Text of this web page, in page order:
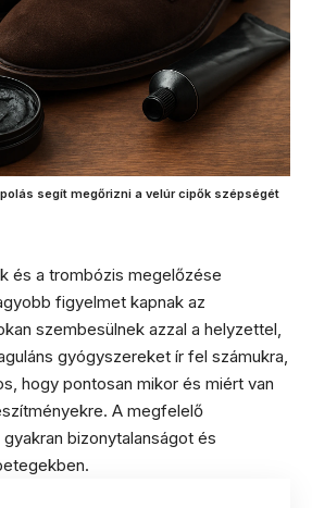
segít megőrizni a velúr cipők szépségét
és a trombózis megelőzése
figyelmet kapnak az
szembesülnek azzal a helyzettel,
gyógyszereket ír fel számukra,
hogy pontosan mikor és miért van
A megfelelő
bizonytalanságot és